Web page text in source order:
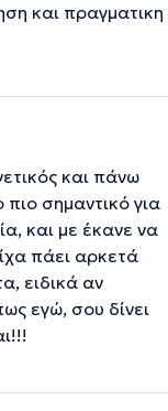
και πραγματικη
και πάνω
σημαντικό για
και με έκανε να
πάει αρκετά
ειδικά αν
εγώ, σου δίνει